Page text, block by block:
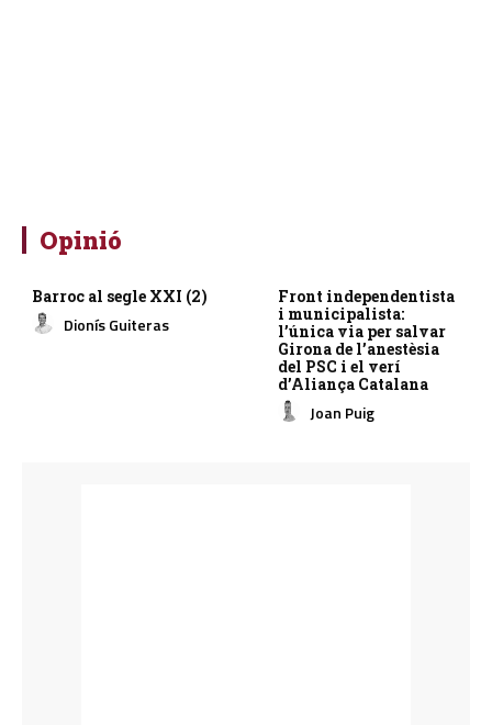
Opinió
Barroc al segle XXI (2)
Dionís Guiteras
Front independentista
i municipalista:
l’única via per salvar
Girona de l’anestèsia
del PSC i el verí
d’Aliança Catalana
Joan Puig